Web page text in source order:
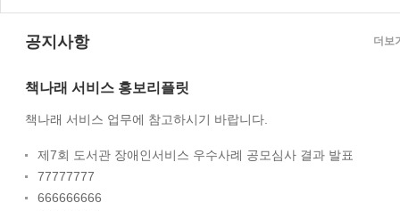
공지사항
책나래 서비스 홍보리플릿
책나래 서비스 업무에 참고하시기 바랍니다.
제7회 도서관 장애인서비스 우수사례 공모심사 결과 발표
77777777
666666666
더보